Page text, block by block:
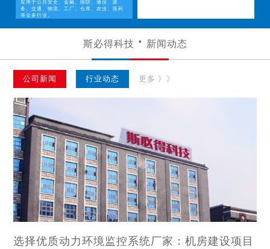
应用于公共安全、金融、国防、通信、政
务、交通、物流、工厂、仓库、农业、医药
等众多行业。
斯必得科技 新闻动态
公司新闻 行业动态 更多 》》
选择优质动力环境监控系统厂家：机房建设项目